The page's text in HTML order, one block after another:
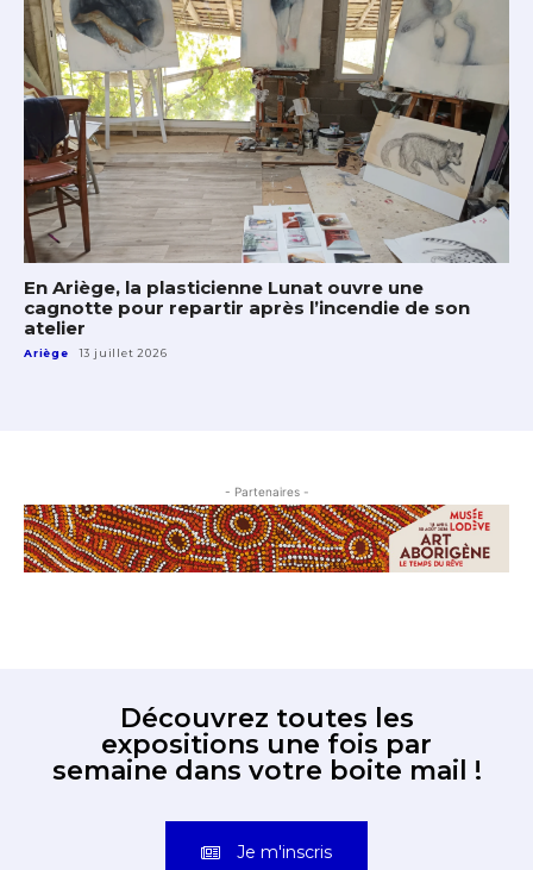
En Ariège, la plasticienne Lunat ouvre une
cagnotte pour repartir après l’incendie de son
atelier
Ariège 13 juillet 2026
- Partenaires -
Découvrez toutes les
expositions une fois par
semaine dans votre boite mail !
Je m'inscris